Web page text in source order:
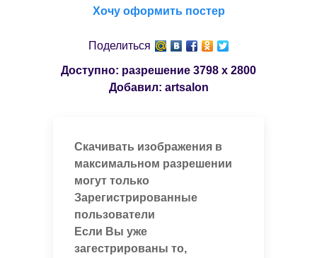
Хочу оформить постер
Поделиться
Доступно: разрешение 3798 x 2800
Добавил: artsalon
Скачивать изображения в
максимальном разрешении
могут только
Зарегистрированные
пользователи
Если Вы уже
загестрированы то,